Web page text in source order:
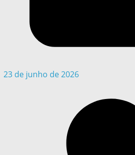
23 de junho de 2026